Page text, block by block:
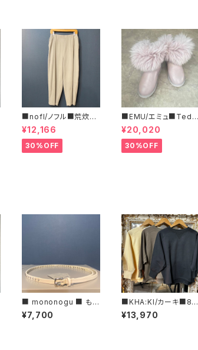
■nofl/ノフル■荒炊き
コール天テーパードパ
ンツ■ゆるっとバルーン
シルエット
¥12,166
30%OFF
■EMU/エミュ■Tedd
y Wurren■撥水サイド
ジッパーブーツ
¥20,020
30%OFF
■ mononogu ■ もの
のぐ /レザースタッズベ
ルト・10STUDS■MA
¥7,700
■KHA:KI/カーキ■8分
袖スウェットシャツ■MI
L26HCS3473■
¥13,970